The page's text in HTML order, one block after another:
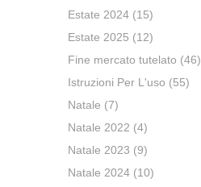
Estate 2024(15)
Estate 2025 (12)
Fine mercato tutelato (46)
Istruzioni Per L'uso (55)
Natale (7)
Natale 2022 (4)
Natale 2023 (9)
Natale 2024(10)